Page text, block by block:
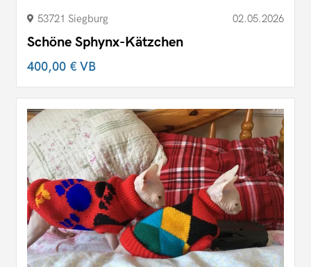
53721 Siegburg 02.05.2026
Schöne Sphynx-Kätzchen
400,00 €VB